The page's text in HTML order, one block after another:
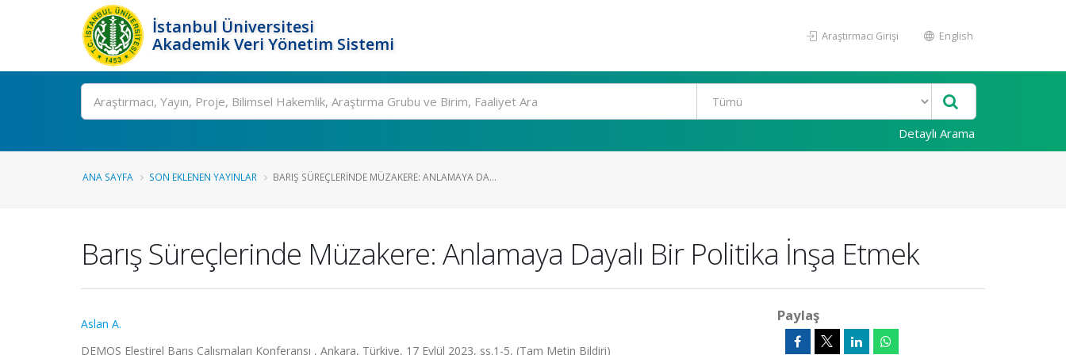
İstanbul Üniversitesi
Akademik Veri Yönetim Sistemi
Araştırmacı Girişi English
Ara
Detaylı Arama
ANA SAYFA SON EKLENEN YAYINLAR BARIŞ SÜREÇLERINDE MÜZAKERE: ANLAMAYA DA...
Barış Süreçlerinde Müzakere: Anlamaya Dayalı Bir Politika İnşa Etmek
Aslan A.
DEMOS Eleştirel Barış Çalışmaları Konferansı , Ankara, Türkiye, 17 Eylül 2023, ss.1-5, (Tam Metin Bildiri)
Paylaş